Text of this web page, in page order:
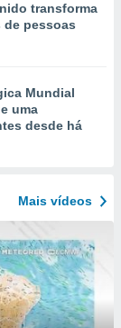
transforma
de pessoas
Mundial
uma
desde há
Mais vídeos